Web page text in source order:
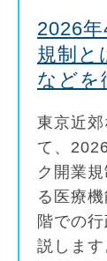
2026
規制と
などを
東京近
て、
ク開業
る医療
階での
説しま